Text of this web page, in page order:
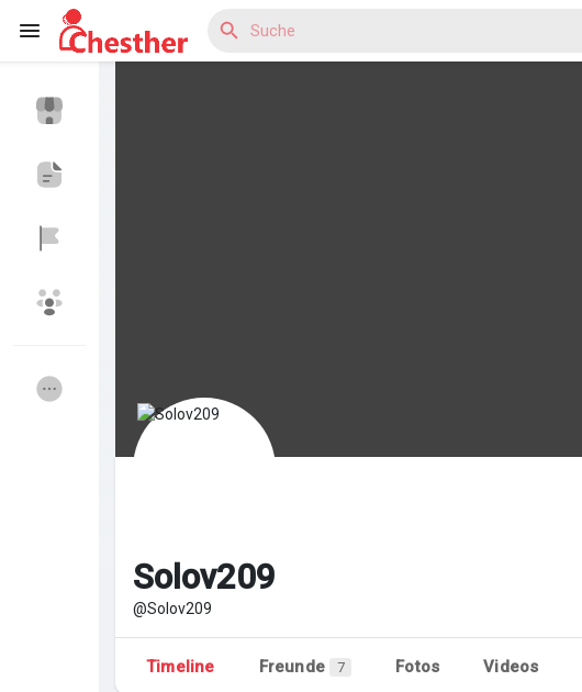
Entdecken Gruppen Meine Gruppen
Entdecken Seiten
Beliebte Beiträge Beiträge entdecken
Solov209
@Solov209
Timeline Freunde 7 Fotos Videos